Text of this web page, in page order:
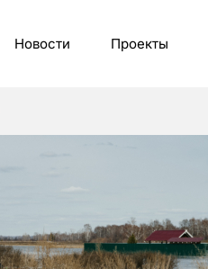
Новости Проекты